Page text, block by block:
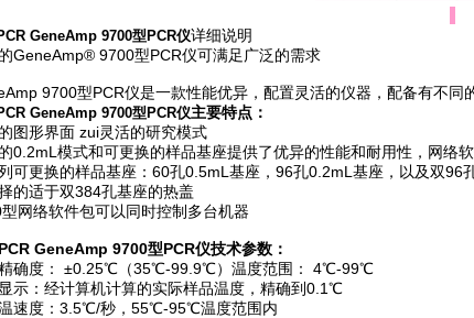
GeneAmp 9700型PCR仪详细说明
GeneAmp® 9700型PCR仪可满足广泛的需求
9700型PCR仪是一款性能优异，配置灵活的仪器，配备有不同
GeneAmp 9700型PCR仪主要特点：
图形界面 zui灵活的研究模式
0.2mL模式和可更换的样品基座提供了优异的性能和耐用性，网络
可更换的样品基座：60孔0.5mL基座，96孔0.2mL基座，以及双96
的适于双384孔基座的热盖
网络软件包可以同时控制多台机器
GeneAmp 9700型PCR仪技术参数：
确度： ±0.25℃（35℃-99.9℃）温度范围： 4℃-99℃
示：经计算机计算的实际样品温度，精确到0.1℃
速度：3.5℃/秒，55℃-95℃温度范围内